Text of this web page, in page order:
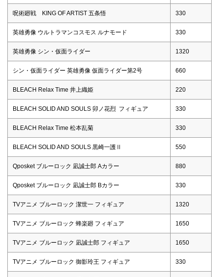
呪術廻戦 KING OF ARTIST 五条悟 330
英雄勇像 ウルトラマンコスモス ルナモード 330
英雄勇像 シン・仮面ライダー 1320
シン・仮面ライダー 英雄勇像 仮面ライダー第2号 660
BLEACH Relax Time 井上織姫 220
BLEACH SOLID AND SOULS 卯ノ花烈 フィギュア 330
BLEACH Relax Time 松本乱菊 330
BLEACH SOLID AND SOULS 黒崎一護Ⅱ 550
Qposket ブルーロック 凪誠士郎 Aカラー 880
Qposket ブルーロック 凪誠士郎 Bカラー 330
TVアニメ ブルーロック 潔世一 フィギュア 1320
TVアニメ ブルーロック 蜂楽廻 フィギュア 1650
TVアニメ ブルーロック 凪誠士郎 フィギュア 1650
TVアニメ ブルーロック 御影玲王 フィギュア 330